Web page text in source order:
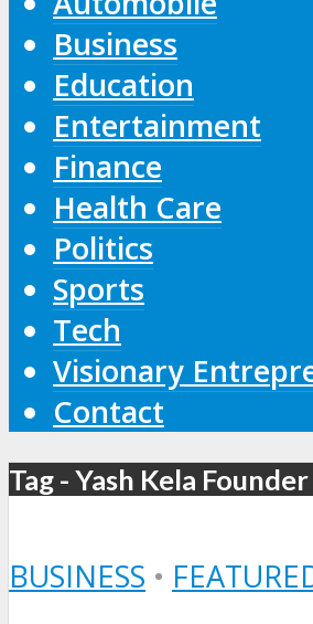
Business
Education
Entertainment
Finance
Health Care
Politics
Sports
Tech
Visionary
Contact
Tag - Yash Kela Founder
BUSINESS •